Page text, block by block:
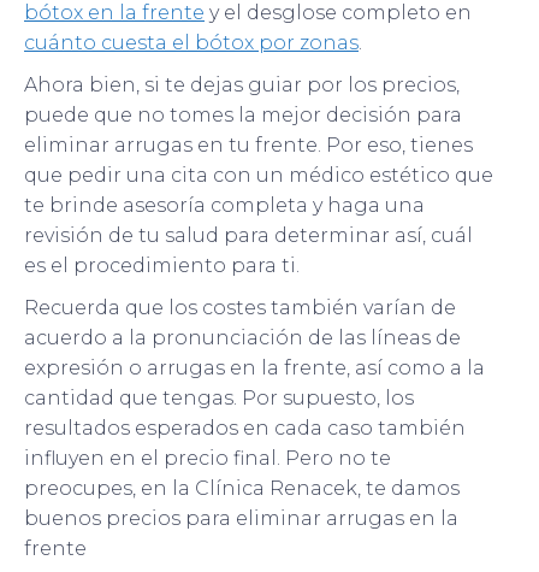
bótox en la frente y el desglose completo en
cuánto cuesta el bótox por zonas.
Ahora bien, si te dejas guiar por los precios,
puede que no tomes la mejor decisión para
eliminar arrugas en tu frente. Por eso, tienes
que pedir una cita con un médico estético que
te brinde asesoría completa y haga una
revisión de tu salud para determinar así, cuál
es el procedimiento para ti.
Recuerda que los costes también varían de
acuerdo a la pronunciación de las líneas de
expresión o arrugas en la frente, así como a la
cantidad que tengas. Por supuesto, los
resultados esperados en cada caso también
influyen en el precio final. Pero no te
preocupes, en la Clínica Renacek, te damos
buenos precios para eliminar arrugas en la
frente